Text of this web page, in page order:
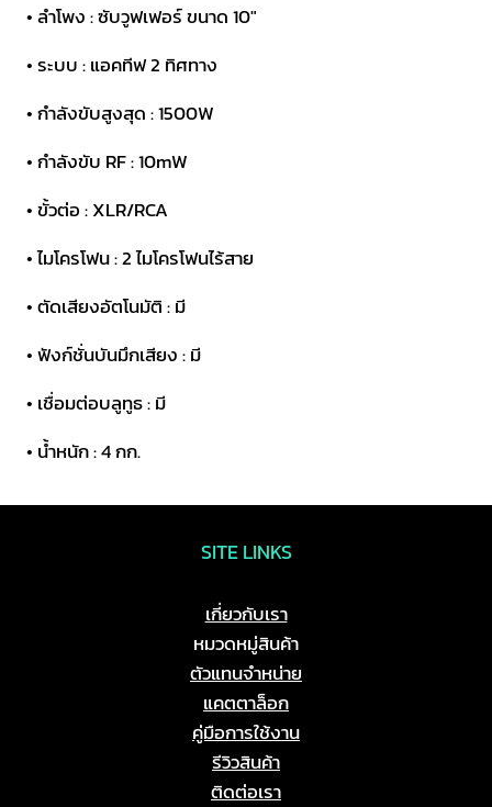
ลอย+บลูทูธ
PROPLUS
XA-
ชิ้น
• ลำโพง : ซับวูฟเฟอร์ ขนาด 10″
• ระบบ : แอคทีฟ 2 ทิศทาง
• กำลังขับสูงสุด : 1500W
• กำลังขับ RF : 10mW
• ขั้วต่อ : XLR/RCA
• ไมโครโฟน : 2 ไมโครโฟนไร้สาย
• ตัดเสียงอัตโนมัติ : มี
• ฟังก์ชั่นบันมึกเสียง : มี
• เชื่อมต่อบลูทูธ : มี
• น้ำหนัก : 4 กก.
SITE LINKS
เกี่ยวกับเรา
หมวดหมู่สินค้า
ตัวแทนจำหน่าย
แคตตาล็อก
คู่มือการใช้งาน
รีวิวสินค้า
ติดต่อเรา